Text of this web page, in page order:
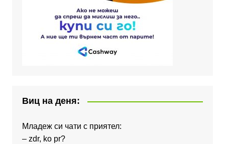
Виц на деня:
Младеж си чати с приятел:
– zdr, ko pr?